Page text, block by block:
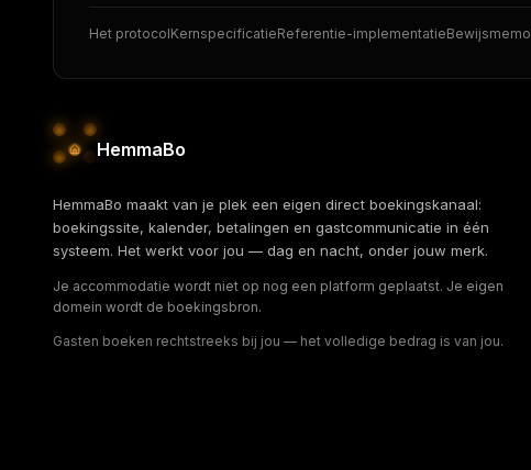
Het protocolKernspecificatieReferentie-implementatieBewijsmemo
HemmaBo
HemmaBo maakt van je plek een eigen direct boekingskanaal:
boekingssite, kalender, betalingen en gastcommunicatie in één
systeem. Het werkt voor jou — dag en nacht, onder jouw merk.
Je accommodatie wordt niet op nog een platform geplaatst. Je eigen
domein wordt de boekingsbron.
Gasten boeken rechtstreeks bij jou — het volledige bedrag is van jou.